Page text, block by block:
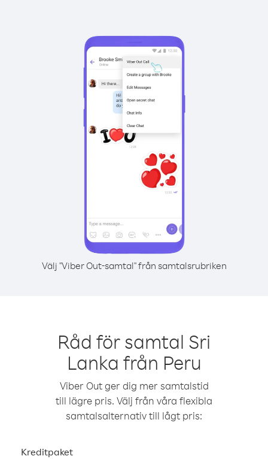
Välj "Viber Out-samtal" från samtalsrubriken
Råd för samtal Sri
Lanka från Peru
Viber Out ger dig mer samtalstid
till lägre pris. Välj från våra flexibla
samtalsalternativ till lågt pris:
Kreditpaket